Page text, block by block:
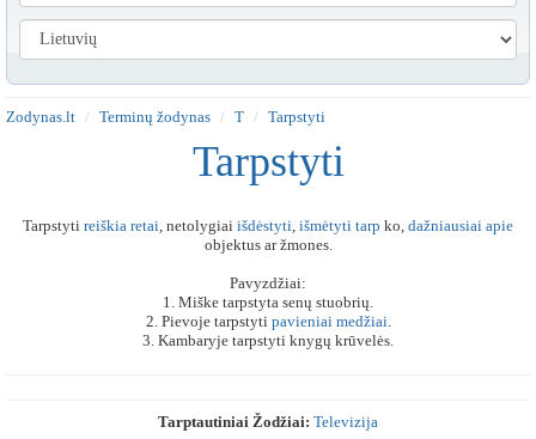
Zodynas.lt Terminų žodynas T Tarpstyti
Tarpstyti
Tarpstyti reiškia retai, netolygiai išdėstyti, išmėtyti tarp ko, dažniausiai apie
objektus ar žmones.
Pavyzdžiai:
1. Miške tarpstyta senų stuobrių.
2. Pievoje tarpstyti pavieniai medžiai.
3. Kambaryje tarpstyti knygų krūvelės.
Tarptautiniai Žodžiai: Televizija